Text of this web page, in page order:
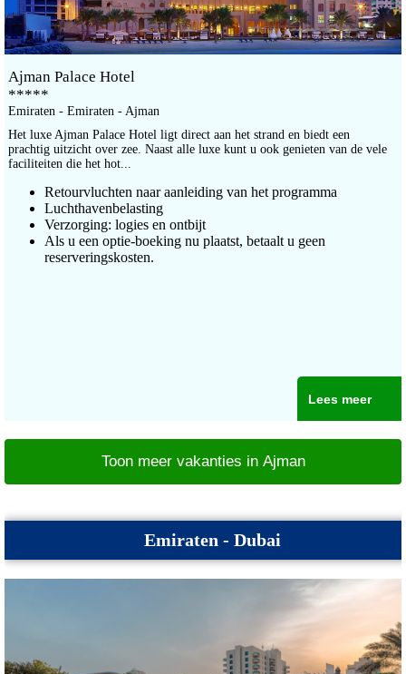
Ajman Palace Hotel
*****
Emiraten - Emiraten - Ajman
Het luxe Ajman Palace Hotel ligt direct aan het strand en biedt een
prachtig uitzicht over zee. Naast alle luxe kunt u ook genieten van de vele
faciliteiten die het hot...
Retourvluchten naar aanleiding van het programma
Luchthavenbelasting
Verzorging: logies en ontbijt
Als u een optie-boeking nu plaatst, betaalt u geen
reserveringskosten.
Lees meer
Toon meer vakanties in Ajman
Emiraten - Dubai